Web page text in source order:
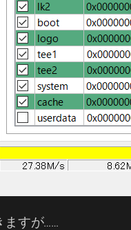
ますが……